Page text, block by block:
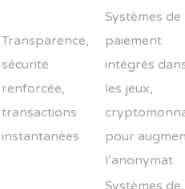
Transparence,
sécurité
renforcée,
transactions
instantanées
Systèmes de
paiement
intégrés
les jeux,
pour
l’anonymat
Systèmes de